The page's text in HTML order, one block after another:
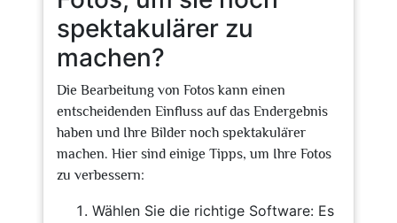
spektakulärer zu
machen?
Die Bearbeitung von Fotos kann einen
entscheidenden Einfluss auf das Endergebnis
haben und Ihre Bilder noch spektakulärer
machen. Hier sind einige Tipps, um Ihre Fotos
zu verbessern:
Wählen Sie die richtige Software: Es